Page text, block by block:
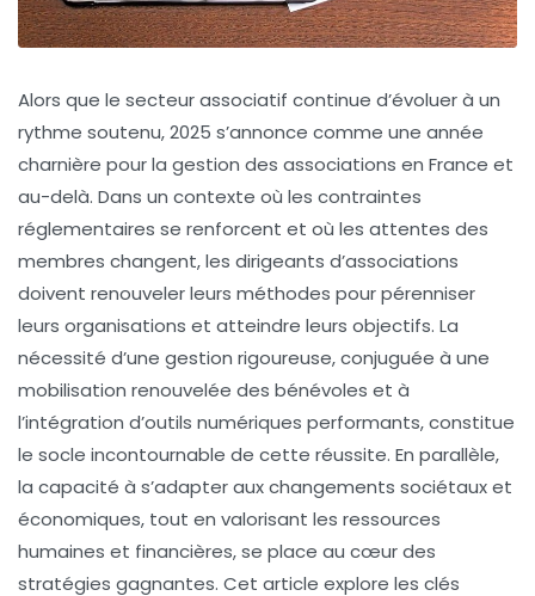
Alors que le secteur associatif continue d’évoluer à un
rythme soutenu, 2025 s’annonce comme une année
charnière pour la gestion des associations en France et
au-delà. Dans un contexte où les contraintes
réglementaires se renforcent et où les attentes des
membres changent, les dirigeants d’associations
doivent renouveler leurs méthodes pour pérenniser
leurs organisations et atteindre leurs objectifs. La
nécessité d’une gestion rigoureuse, conjuguée à une
mobilisation renouvelée des bénévoles et à
l’intégration d’outils numériques performants, constitue
le socle incontournable de cette réussite. En parallèle,
la capacité à s’adapter aux changements sociétaux et
économiques, tout en valorisant les ressources
humaines et financières, se place au cœur des
stratégies gagnantes. Cet article explore les clés